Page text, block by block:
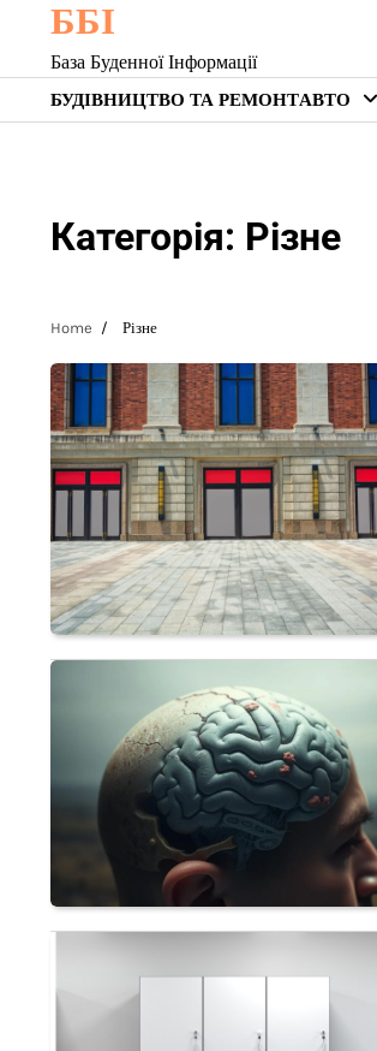
content
ББІ
База Буденної Інформації
БУДІВНИЦТВО ТА РЕМОНТАВТО
Категорія: Різне
Home Різне